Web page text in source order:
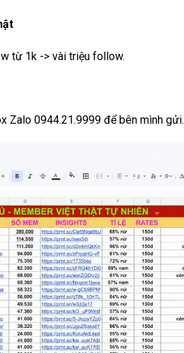
từ 1k -> vài triệu follow.
Zalo 0944.21.9999 để bên mình gửi.